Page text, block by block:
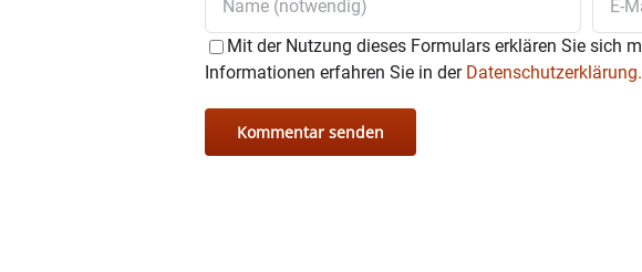
Mit der Nutzung dieses Formulars erklären Sie sich
Informationen erfahren Sie in der Datenschutzerklärung.